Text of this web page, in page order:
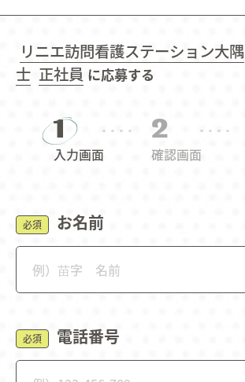
08. Information
Contact お問い合わせ
リニエ訪問看護ステーション大隅
士 正社員 に応募する
1
入力画面
2
確認画面
必須 お名前
必須 電話番号